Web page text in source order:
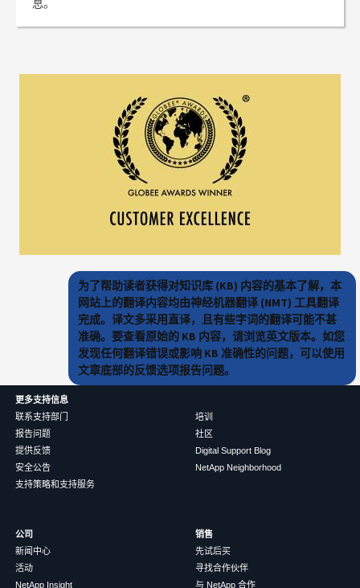
息。
为了帮助读者获得对知识库 (KB) 内容的基本了解，本
网站上的翻译内容均由神经机器翻译 (NMT) 工具翻译
完成。译文多采用直译，且有些字词的翻译可能不甚
准确。要查看原始的 KB 内容，请浏览英文版本。如您
发现任何翻译错误或影响 KB 准确性的问题，可以使用
文章底部的反馈选项报告问题。
更多支持信息
联系支持部门
报告问题
提供反馈
安全公告
支持策略和支持服务
培训
社区
Digital Support Blog
NetApp Neighborhood
公司
新闻中心
活动
NetApp Insight
销售
先试后买
寻找合作伙伴
与 NetApp 合作